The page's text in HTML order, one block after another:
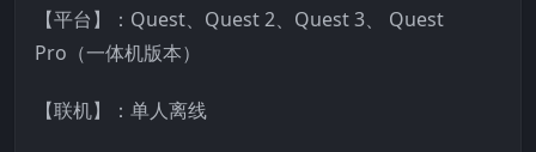
【平台】：Quest、Quest 2、Quest 3、 Quest
Pro（一体机版本）
【联机】：单人离线